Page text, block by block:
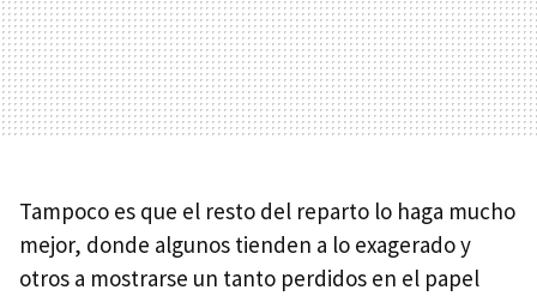
Tampoco es que el resto del reparto lo haga mucho
mejor, donde algunos tienden a lo exagerado y
otros a mostrarse un tanto perdidos en el papel